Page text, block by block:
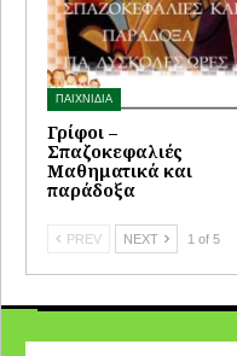
ΠΑΙΧΝΙΔΙΑ
Γρίφοι –
Σπαζοκεφαλιές
Μαθηματικά και
παράδοξα
PREV NEXT 1 of 5